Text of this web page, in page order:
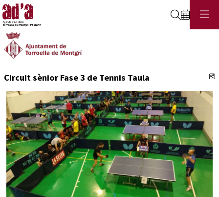
Cerca
Circuit sènior Fase 3 de Tennis Taula